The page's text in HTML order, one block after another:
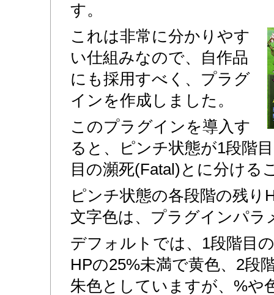
す。
これは非常に分かりやす
い仕組みなので、自作品
にも採用すべく、プラグ
インを作成しました。
このプラグインを導入す
ると、ピンチ状態が1段階
目の瀕死(Fatal)とに分ける
ピンチ状態の各段階の残り
文字色は、プラグインパラ
デフォルトでは、1段階目
HPの25%未満で黄色、2段
朱色としていますが、%や